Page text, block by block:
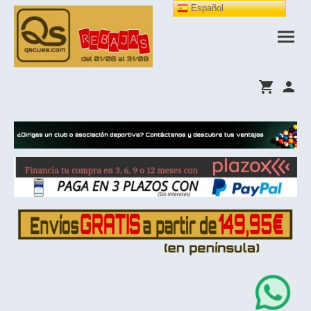
Español